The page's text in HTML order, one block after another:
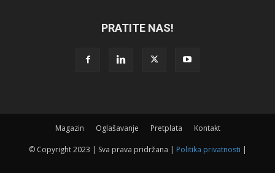
PRATITE NAS!
Magazin Oglašavanje Pretplata Kontakt
© Copyright 2023 | Sva prava pridržana | Politika privatnosti |